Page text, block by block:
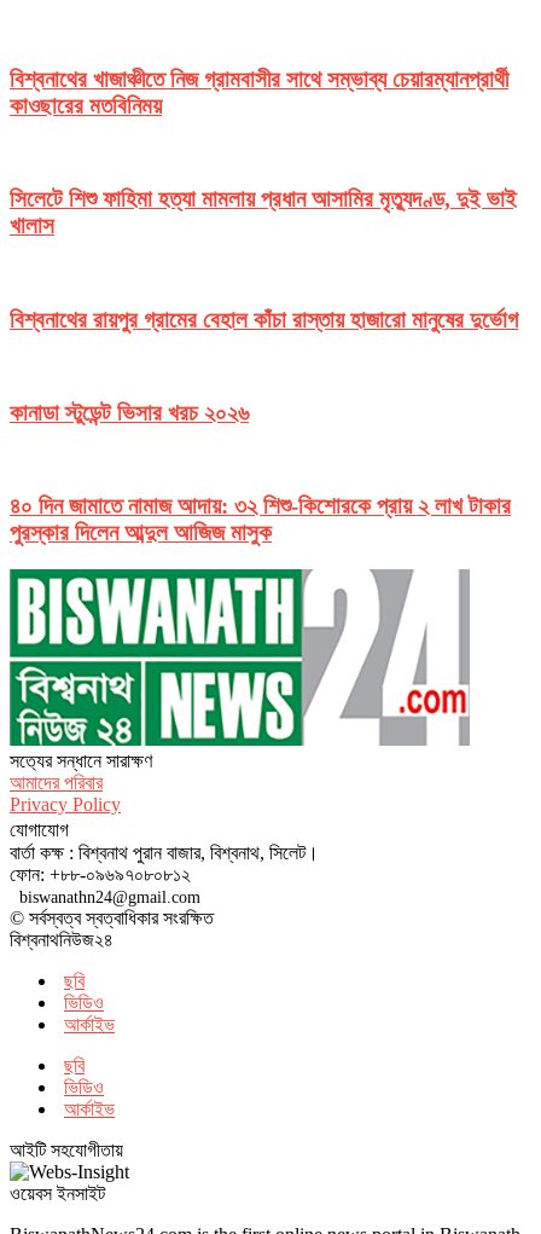
বিশ্বনাথের খাজাঞ্চীতে নিজ গ্রামবাসীর সাথে সম্ভাব্য চেয়ারম্যানপ্রার্থী
কাওছারের মতবিনিময়
সিলেটে শিশু ফাহিমা হত্যা মামলায় প্রধান আসামির মৃত্যুদণ্ড, দুই ভাই
খালাস
বিশ্বনাথের রায়পুর গ্রামের বেহাল কাঁচা রাস্তায় হাজারো মানুষের দুর্ভোগ
কানাডা স্টুডেন্ট ভিসার খরচ ২০২৬
৪০ দিন জামাতে নামাজ আদায়: ৩২ শিশু-কিশোরকে প্রায় ২ লাখ টাকার
পুরস্কার দিলেন আব্দুল আজিজ মাসুক
সত‌্যের সন্ধানে সারাক্ষণ
আমাদের পরিবার
Privacy Policy
যোগাযোগ
বার্তা কক্ষ : বিশ্বনাথ পুরান বাজার, বিশ্বনাথ, সিলেট।
ফোন: +৮৮-০৯৬৯৭০৮০৮১২
biswanathn24@gmail.com
© সর্বস্বত্ব স্বত্বাধিকার সংরক্ষিত
বিশ্বনাথনিউজ২৪
ছবি
ভিডিও
আর্কাইভ
ছবি
ভিডিও
আর্কাইভ
আইটি সহযোগীতায়
ওয়েবস ইনসাইট